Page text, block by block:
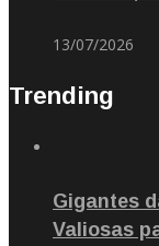
13/07/2026
Trending
Gigantes
Valiosas